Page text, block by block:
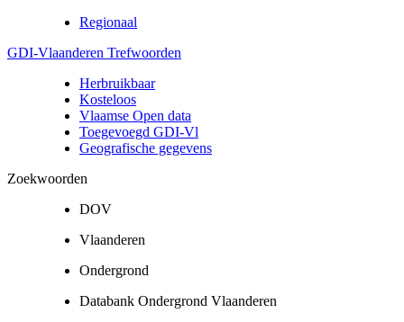
Regionaal
GDI-Vlaanderen Trefwoorden
Herbruikbaar
Kosteloos
Vlaamse Open data
Toegevoegd GDI-Vl
Geografische gegevens
Zoekwoorden
DOV
Vlaanderen
Ondergrond
Databank Ondergrond Vlaanderen